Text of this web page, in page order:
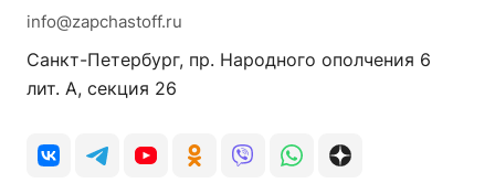
info@zapchastoff.ru
Санкт-Петербург, пр. Народного ополчения 6
лит. А, секция 26